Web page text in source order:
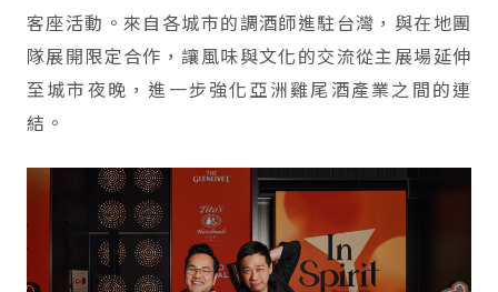
客座活動。來自各城市的調酒師進駐台灣，與在地團
隊展開限定合作，讓風味與文化的交流從主展場延伸
至城市夜晚，進一步強化亞洲雞尾酒產業之間的連
結。